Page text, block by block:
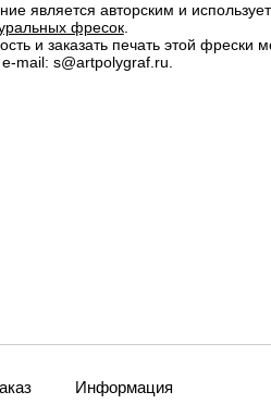
является авторским и
фресок.
и заказать печать этой фрески
mail: s@artpolygraf.ru.
Информация